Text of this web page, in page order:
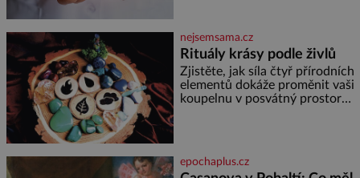
marně v paměti lovíte název
knížky, kterou jste nedávno
přečetli. Je to opravdu tak, s
věkem jako kdyby se paměť
rozhodla stávkovat. Cvičte
nejsemsama.cz
Rituály krásy podle živlů
Zjistěte, jak síla čtyř přírodních
elementů dokáže proměnit vaši
koupelnu v posvátný prostor
hvězdami? Každá z nás v sobě
nese otisk vesmíru, který se
epochaplus.cz